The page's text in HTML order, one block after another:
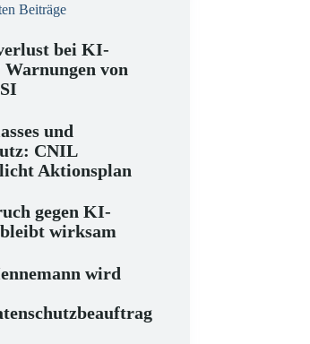
Beiträge
bei KI-
Warnungen von
und
CNIL
Aktionsplan
gegen KI-
wirksam
wird